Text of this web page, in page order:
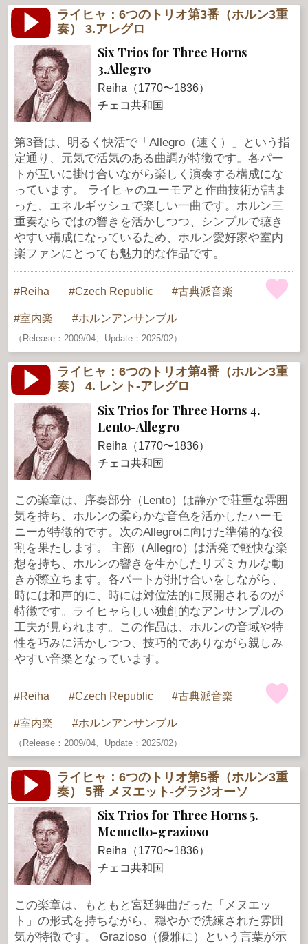
ライヒャ：6つのトリオ第3番（ホルン3重
奏） 3.アレグロ
Six Trios for Three Horns
3.Allegro
Reiha（1770〜1836）
チェコ共和国
第3番は、明るく快活で「Allegro（速く）」という指
定通り、元気で活気のある曲調が特徴です。各パー
トが互いに掛け合いながら楽しく演奏する構成にな
っています。 ライヒャのユーモアと作曲技術が詰ま
った、エネルギッシュで楽しい一曲です。ホルン三
重奏ならではの響きを活かしつつ、シンプルで聴き
やすい構成になっているため、ホルン愛好家や室内
楽ファンにとっても魅力的な作品です。
Reiha Czech Republic 古典派音楽
室内楽 ホルンアンサンブル
（Release：2009/04、Update：2025/02）
ライヒャ：6つのトリオ第4番（ホルン3重
奏） 4. レント-アレグロ
Six Trios for Three Horns 4.
Lento-Allegro
Reiha（1770〜1836）
チェコ共和国
この楽章は、序奏部分（Lento）は静かで荘重な雰囲
気を持ち、ホルンの柔らかな音色を活かしたハーモ
ニーが特徴的です。次のAllegroに向けた準備的な役
割を果たします。 主部（Allegro）は活発で軽快な楽
想を持ち、ホルンの響きを生かしたリズミカルな動
きが際立ちます。各パートが掛け合いをしながら、
時には和声的に、時には対位法的に展開されるのが
特徴です。ライヒャらしい独創的なアンサンブルの
工夫が見られます。この作品は、ホルンの音域や特
性を巧みに活かしつつ、技巧的でありながら親しみ
やすい音楽となっています。
Reiha Czech Republic 古典派音楽
室内楽 ホルンアンサンブル
（Release：2009/04、Update：2025/02）
ライヒャ：6つのトリオ第5番（ホルン3重
奏） 5番 メヌエット-グラジオーソ
Six Trios for Three Horns 5.
Menuetto-grazioso
Reiha（1770〜1836）
チェコ共和国
この楽章は、もともと宮廷舞曲だった「メヌエッ
ト」の形式を持ちながら、穏やかで洗練された雰囲
気が特徴です。 Grazioso（優雅に）という言葉が示